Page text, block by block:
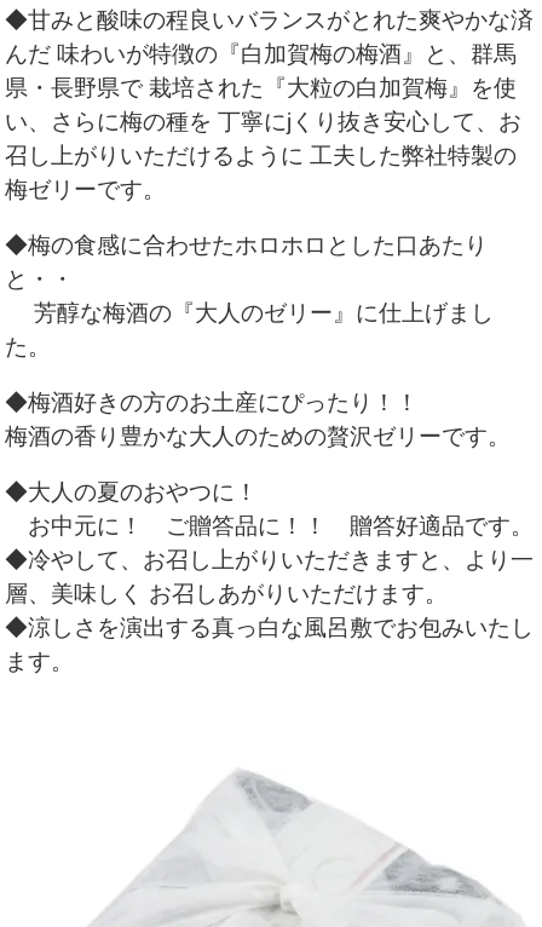
◆甘みと酸味の程良いバランスがとれた爽やかな済
んだ 味わいが特徴の『白加賀梅の梅酒』と、群馬
県・長野県で 栽培された『大粒の白加賀梅』を使
い、さらに梅の種を 丁寧にjくり抜き安心して、お
召し上がりいただけるように 工夫した弊社特製の
梅ゼリーです。
◆梅の食感に合わせたホロホロとした口あたり
と・・
芳醇な梅酒の『大人のゼリー』に仕上げまし
た。
◆梅酒好きの方のお土産にぴったり！！
梅酒の香り豊かな大人のための贅沢ゼリーです。
◆大人の夏のおやつに！
お中元に！ ご贈答品に！！ 贈答好適品です。
◆冷やして、お召し上がりいただきますと、より一
層、美味しく お召しあがりいただけます。
◆涼しさを演出する真っ白な風呂敷でお包みいたし
ます。